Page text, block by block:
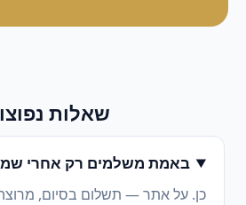
שאלות
באמת משלמים רק אחרי
כן. על אתר — תשלום בסיום,